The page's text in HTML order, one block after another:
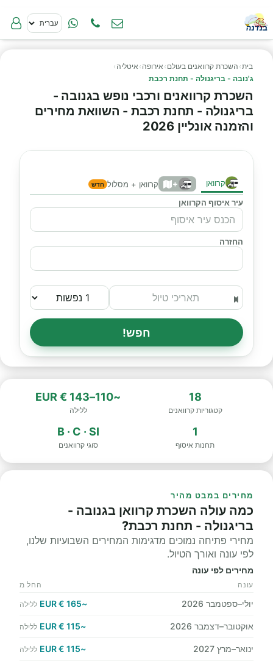
בית› השכרת קרוואנים בעולם › אירופה › איטליה ›
ג'נובה - בריגנולה - תחנת רכבת
השכרת קרוואנים ורכבי נופש בגנובה -
בריגנולה - תחנת רכבת - השוואת מחירים
והזמנה אונליין 2026
קרוואן + קרוואן + מסלול חדש
עיר איסוף הקרוואן
החזרה
חפש!
18
קטגוריות קרוואנים
~110–143 € EUR
ללילה
1
תחנות איסוף
B · C · SI
סוגי קרוואנים
מחירים במבט מהיר
כמה עולה השכרת קרוואן בגנובה -
בריגנולה - תחנת רכבת?
מחירי פתיחה נמוכים מדגימות המחירים השבועיות שלנו,
לפי עונה ואורך הטיול.
מחירים לפי עונה
עונה החל מ
יולי–ספטמבר 2026 ~165 € EUR ללילה
אוקטובר–דצמבר 2026 ~115 € EUR ללילה
ינואר–מרץ 2027 ~115 € EUR ללילה